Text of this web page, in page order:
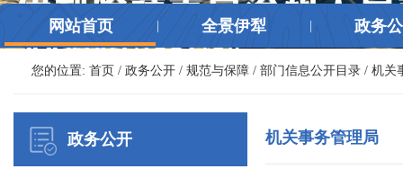
网站首页 全景伊犁 政务
您的位置: 首页 / 政务公开 / 规范与保障 / 部门信息公开目录 / 机关
政务公开 机关事务管理局